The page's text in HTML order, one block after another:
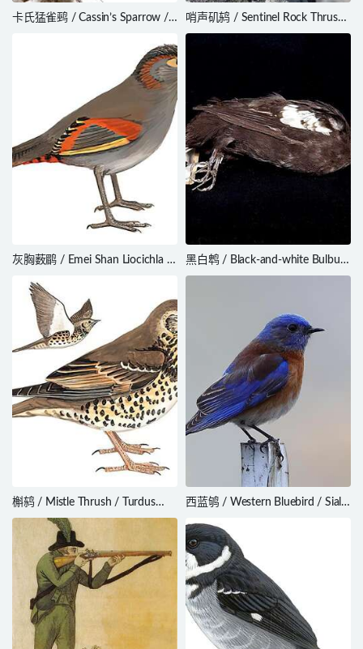
卡氏猛雀鹀 / Cassin’s Sparrow /
哨声矶鸫 / Sentinel Rock Thrush
/ Monticola explorator
灰胸薮鹛 / Emei Shan Liocichla /
黑白鹎 / Black-and-white Bulbul /
Microtarsus melanoleucos
槲鸫 / Mistle Thrush / Turdus
viscivorus
西蓝鸲 / Western Bluebird / Sialia